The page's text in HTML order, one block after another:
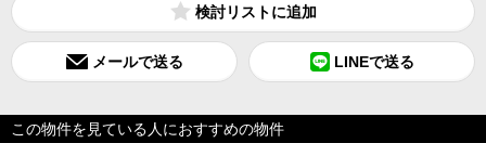
検討リスト
メールで送る LINEで送る
この物件を見ている人におすすめの物件